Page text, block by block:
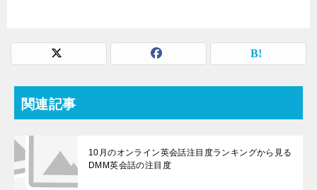
関連記事
10月のオンライン英会話注目度ランキングから見る
DMM英会話の注目度